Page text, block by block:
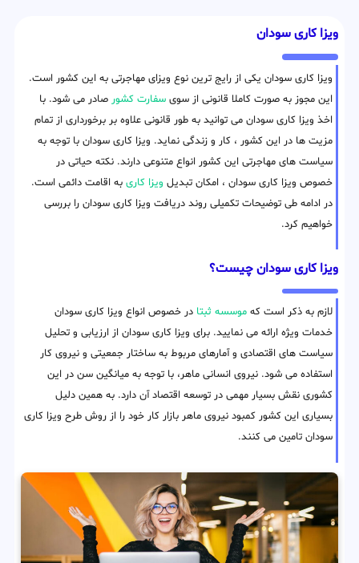
ویزا کاری سودان
ویزا کاری سودان یکی از رایج ترین نوع ویزای مهاجرتی به این کشور است.
این مجوز به صورت کاملا قانونی از سوی سفارت کشور صادر می شود. با
اخذ ویزا کاری سودان می توانید به طور قانونی علاوه بر برخورداری از تمام
مزیت ها در این کشور ، کار و زندگی نماید. ویزا کاری سودان با توجه به
سیاست های مهاجرتی این کشور انواع متنوعی دارند. نکته حیاتی در
خصوص ویزا کاری سودان ، امکان تبدیل ویزا کاری به اقامت دائمی است.
در ادامه طی توضیحات تکمیلی روند دریافت ویزا کاری سودان را بررسی
خواهیم کرد.
ویزا کاری سودان چیست؟
لازم به ذکر است که موسسه ثبتا در خصوص انواع ویزا کاری سودان
خدمات ویژه ارائه می نمایید. برای ویزا کاری سودان از ارزیابی و تحلیل
سیاست های اقتصادی و آمارهای مربوط به ساختار جمعیتی و نیروی کار
استفاده می شود. نیروی انسانی ماهر، با توجه به میانگین سن در این
کشوری نقش بسیار مهمی در توسعه اقتصاد آن دارد. به همین دلیل
بسیاری این کشور کمبود نیروی ماهر بازار کار خود را از روش طرح ویزا کاری
سودان تامین می کنند.